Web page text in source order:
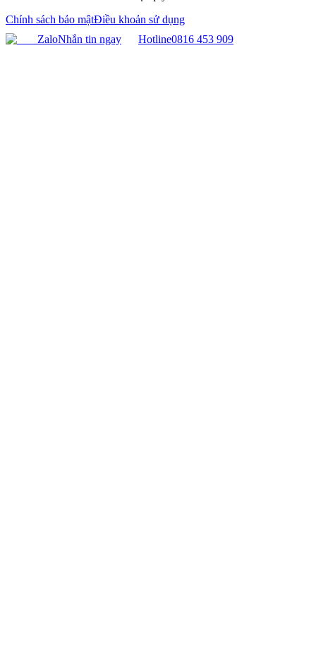
Chính sách bảo mậtĐiều khoản sử dụng
ZaloNhắn tin ngay Hotline0816 453 909